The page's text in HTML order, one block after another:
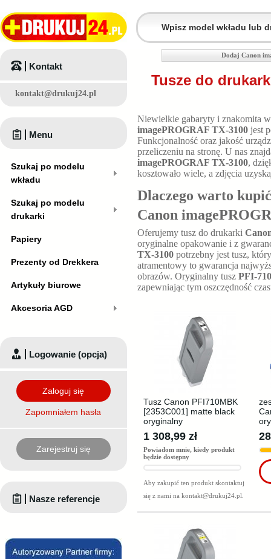
Dodaj Canon
Tusze do
Niewielkie gabaryty i znakomita
imagePROGRAF TX-3100 jest
Funkcjonalność oraz jakość
przeliczeniu na stronę. U nas
imagePROGRAF TX-3100,
kosztowało wiele, a zdjęcia
Dlaczego warto
Canon
Oferujemy tusz do drukarki
oryginalne opakowanie i z
TX-3100 potrzebny jest tusz,
atramentowy to gwarancja
obrazów. Oryginalny tusz PFI-710
zapewniając tym oszczędność
Tusz Canon PFI710MBK
[2353C001] matte black
oryginalny
1 308,99 zł
Powiadom mnie, kiedy produkt
będzie dostępny
Aby zakupić ten produkt skontaktuj
się z nami na kontakt@drukuj24.pl
Kontakt
kontakt@drukuj24.pl
Menu
Szukaj po modelu
wkładu
Szukaj po modelu
drukarki
Papiery
Prezenty od Drekkera
Artykuły biurowe
Akcesoria AGD
Logowanie (opcja)
Zaloguj się
Zapomniałem hasła
Zarejestruj się
Nasze referencje